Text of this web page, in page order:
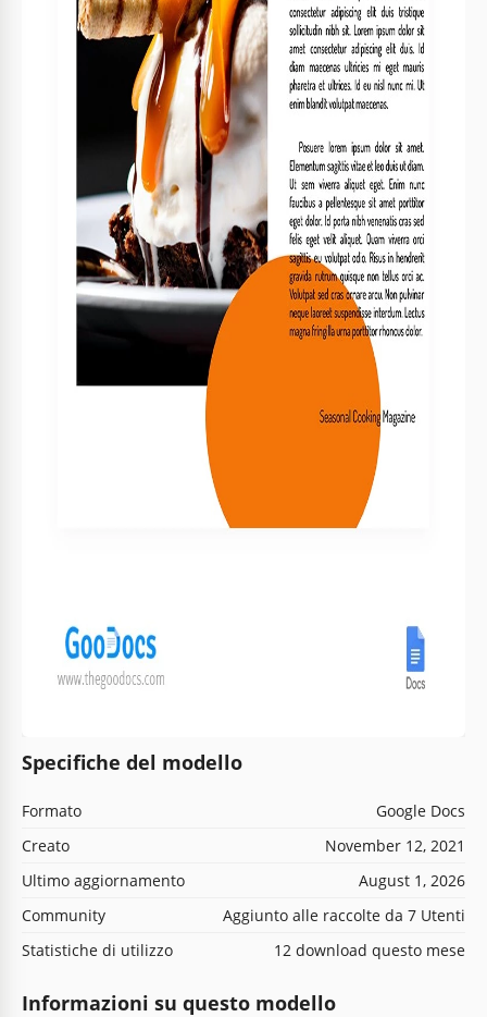
Specifiche del modello
Formato
Google Docs
Creato
November 12, 2021
Ultimo aggiornamento
August 1, 2026
Community
Aggiunto alle raccolte da 7 Utenti
Statistiche di utilizzo
12 download questo mese
Informazioni su questo modello